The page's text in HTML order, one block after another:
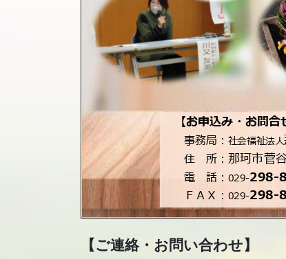
【ご連絡・お問い合わせ】